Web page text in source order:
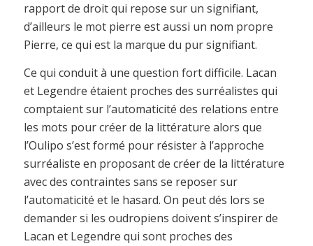
rapport de droit qui repose sur un signifiant,
d’ailleurs le mot pierre est aussi un nom propre
Pierre, ce qui est la marque du pur signifiant.
Ce qui conduit à une question fort difficile. Lacan
et Legendre étaient proches des surréalistes qui
comptaient sur l’automaticité des relations entre
les mots pour créer de la littérature alors que
l’Oulipo s’est formé pour résister à l’approche
surréaliste en proposant de créer de la littérature
avec des contraintes sans se reposer sur
l’automaticité et le hasard. On peut dés lors se
demander si les oudropiens doivent s’inspirer de
Lacan et Legendre qui sont proches des